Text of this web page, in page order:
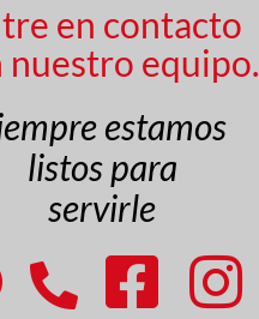
en contacto
nuestro equipo.
estamos
listos para
servirle